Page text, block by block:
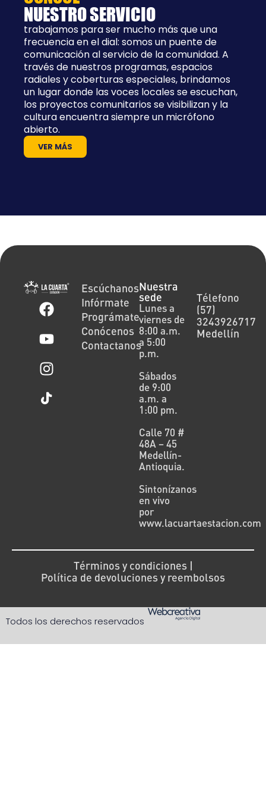
NUESTRO SERVICIO
trabajamos para ser mucho más que una
frecuencia en el dial: somos un puente de
comunicación al servicio de la comunidad. A
través de nuestros programas, espacios
radiales y coberturas especiales, brindamos
un lugar donde las voces locales se escuchan,
los proyectos comunitarios se visibilizan y la
cultura encuentra siempre un micrófono
abierto.
VER MÁS
Escúchanos
Infórmate
Prográmate
Conócenos
Contactanos
Nuestra
sede
Lunes a
viernes de
8:00 a.m.
a 5:00
p.m.
Sábados
de 9:00
a.m. a
1:00 pm.
Calle 70 #
48A – 45
Medellín-
Antioquia.
Sintonízanos
en vivo
por
www.lacuartaestacion.com
Télefono
(57)
3243926717
Medellín
Términos y condiciones |
Política de devoluciones y reembolsos
Todos los derechos reservados